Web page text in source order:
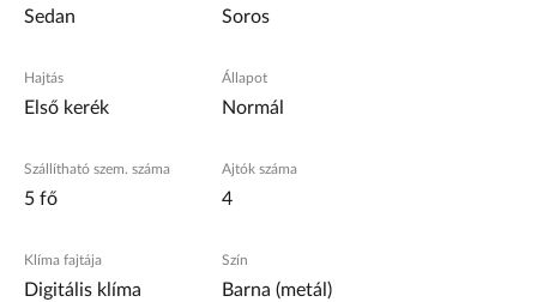
Sedan Soros
Hajtás
Első kerék
Állapot
Normál
Szállítható szem. száma
5 fő
Ajtók száma
4
Klíma fajtája
Digitális klíma
Szín
Barna (metál)